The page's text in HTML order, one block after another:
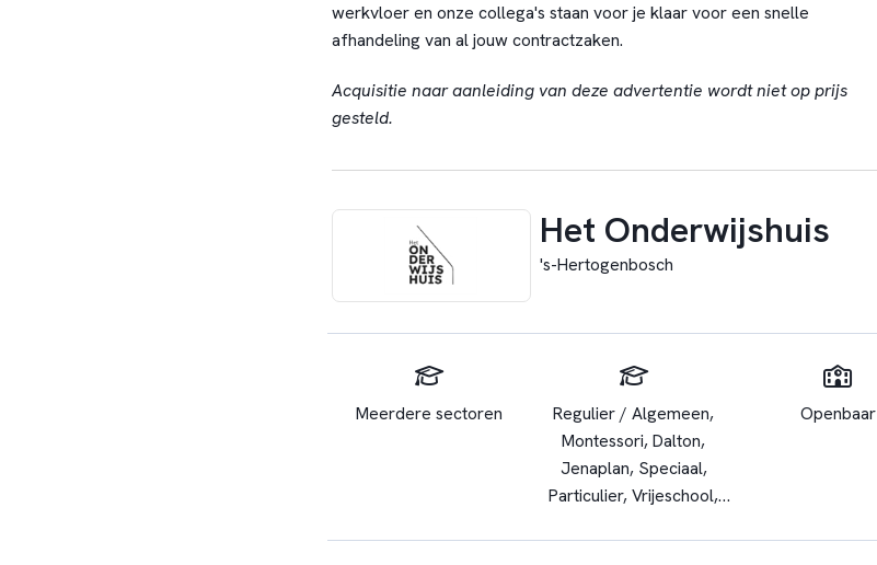
werkvloer en onze collega's staan voor je klaar voor een snelle
afhandeling van al jouw contractzaken.
Acquisitie naar aanleiding van deze advertentie wordt niet op prijs
gesteld.
Het Onderwijshuis
's-Hertogenbosch
Meerdere sectoren
Regulier / Algemeen,
Montessori, Dalton,
Jenaplan, Speciaal,
Particulier, Vrijeschool,
Openbaar